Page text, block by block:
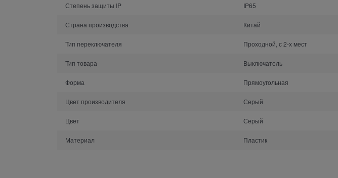
Степень защиты IP IP65
Страна производства Китай
Тип переключателя Проходной, с 2-х мест
Тип товара Выключатель
Форма Прямоугольная
Цвет производителя Серый
Цвет Серый
Материал Пластик